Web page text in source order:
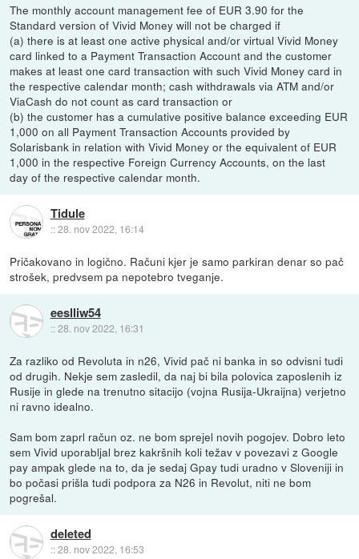
The monthly account management fee of EUR 3.90 for the
Standard version of Vivid Money will not be charged if
(a) there is at least one active physical and/or virtual Vivid Money
card linked to a Payment Transaction Account and the customer
makes at least one card transaction with such Vivid Money card in
the respective calendar month; cash withdrawals via ATM and/or
ViaCash do not count as card transaction or
(b) the customer has a cumulative positive balance exceeding EUR
1,000 on all Payment Transaction Accounts provided by
Solarisbank in relation with Vivid Money or the equivalent of EUR
1,000 in the respective Foreign Currency Accounts, on the last
day of the respective calendar month.
Tidule
::28. nov 2022, 16:14
Pričakovano in logično. Računi kjer je samo parkiran denar so pač
strošek, predvsem pa nepotebro tveganje.
eeslliw54
::28. nov 2022, 16:31
Za razliko od Revoluta in n26, Vivid pač ni banka in so odvisni tudi
od drugih. Nekje sem zasledil, da naj bi bila polovica zaposlenih iz
Rusije in glede na trenutno sitacijo (vojna Rusija-Ukraijna) verjetno
ni ravno idealno.
Sam bom zaprl račun oz. ne bom sprejel novih pogojev. Dobro leto
sem Vivid uporabljal brez kakršnih koli težav v povezavi z Google
pay ampak glede na to, da je sedaj Gpay tudi uradno v Sloveniji in
bo počasi prišla tudi podpora za N26 in Revolut, niti ne bom
pogrešal.
deleted
::28. nov 2022, 16:53